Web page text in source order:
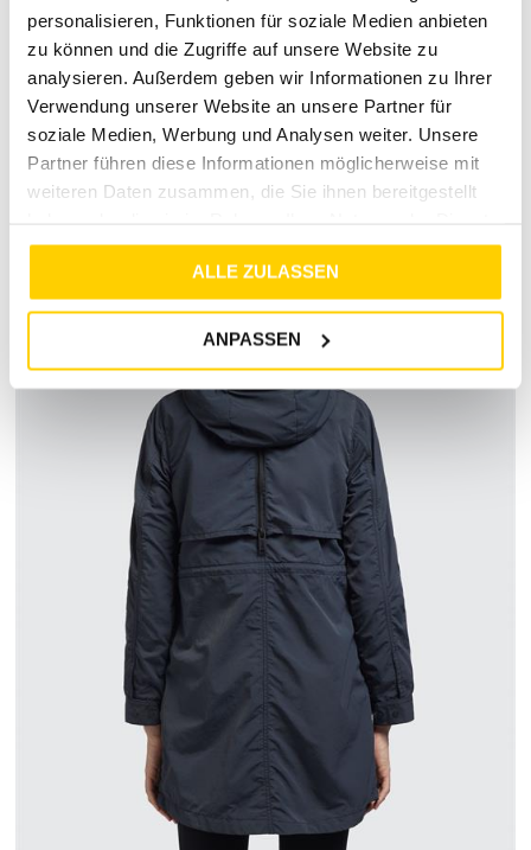
personalisieren, Funktionen für soziale Medien anbieten
zu können und die Zugriffe auf unsere Website zu
analysieren. Außerdem geben wir Informationen zu Ihrer
Verwendung unserer Website an unsere Partner für
soziale Medien, Werbung und Analysen weiter. Unsere
Partner führen diese Informationen möglicherweise mit
weiteren Daten zusammen, die Sie ihnen bereitgestellt
gesammelt haben.
ALLE ZULASSEN
ANPASSEN
RETOURE / REKLAMATION
MARKENINFORMATIONEN